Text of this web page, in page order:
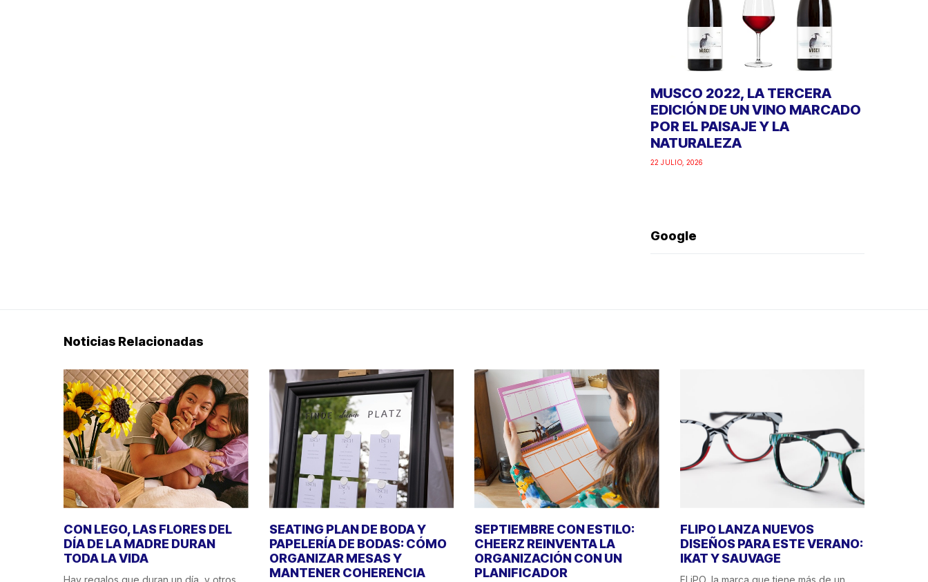
MUSCO 2022, LA TERCERA
EDICIÓN DE UN VINO MARCADO
POR EL PAISAJE Y LA
NATURALEZA
22 JULIO, 2026
Google
Noticias Relacionadas
CON LEGO, LAS FLORES DEL
DÍA DE LA MADRE DURAN
TODA LA VIDA
Hay regalos que duran un día, y otros
SEATING PLAN DE BODA Y
PAPELERÍA DE BODAS: CÓMO
ORGANIZAR MESAS Y
MANTENER COHERENCIA
SEPTIEMBRE CON ESTILO:
CHEERZ REINVENTA LA
ORGANIZACIÓN CON UN
PLANIFICADOR
FLIPO LANZA NUEVOS
DISEÑOS PARA ESTE VERANO:
IKAT Y SAUVAGE
FLiPO, la marca que tiene más de un